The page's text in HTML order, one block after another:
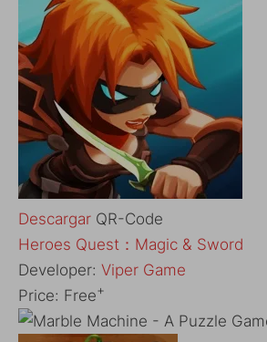
Descargar QR-Code
Heroes Quest：Magic & Sword
Developer: Viper Game
Price: Free+